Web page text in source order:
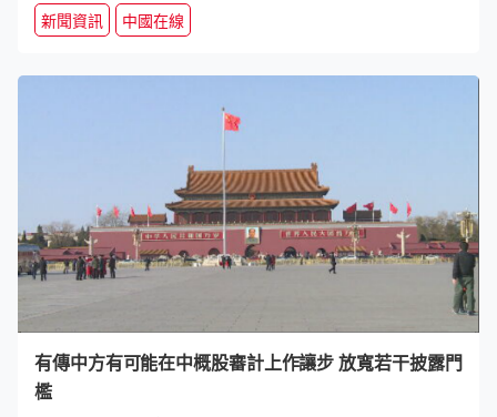
新聞資訊 中國在線
有傳中方有可能在中概股審計上作讓步 放寬若干披露門
檻